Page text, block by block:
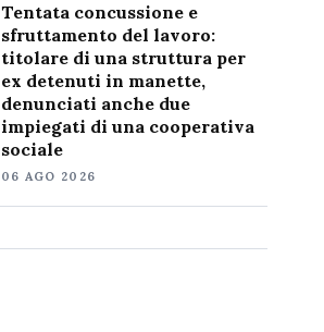
Tentata concussione e
sfruttamento del lavoro:
titolare di una struttura per
ex detenuti in manette,
denunciati anche due
impiegati di una cooperativa
sociale
06 AGO 2026